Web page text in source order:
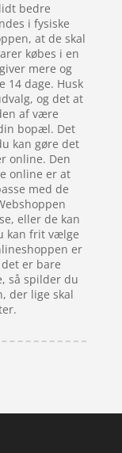
bedre
i fysiske
at de skal
købes i en
mere og
dage. Husk
og det at
af være
bopæl. Det
kan gøre det
online. Den
online er at
med de
eller de kan
kan frit vælge
er
er bare
så spilder du
der lige skal